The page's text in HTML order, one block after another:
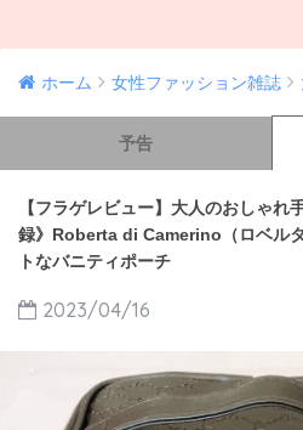
ホーム 女性ファッション雑誌
予告
【フラゲレビュー】大人のおしゃれ
録》Roberta di Camerino（ロベル
トなバニティポーチ
2023/04/16